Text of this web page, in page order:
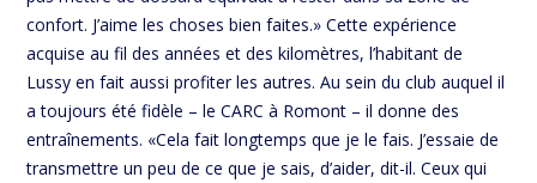
confort. J’aime les choses bien faites.» Cette expérience
acquise au fil des années et des kilomètres, l’habitant de
Lussy en fait aussi profiter les autres. Au sein du club auquel il
a toujours été fidèle – le CARC à Romont – il donne des
entraînements. «Cela fait longtemps que je le fais. J’essaie de
transmettre un peu de ce que je sais, d’aider, dit-il. Ceux qui